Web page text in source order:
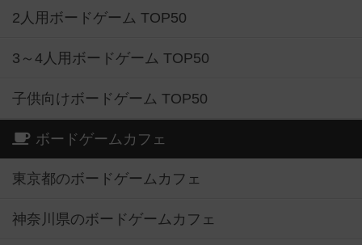
2人用ボードゲーム TOP50
3～4人用ボードゲーム TOP50
子供向けボードゲーム TOP50
ボードゲームカフェ
東京都のボードゲームカフェ
神奈川県のボードゲームカフェ